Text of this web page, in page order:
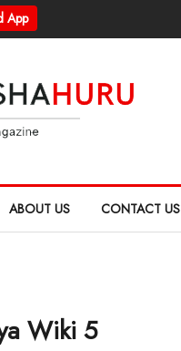
App
ABOUT US CONTACT US
Wiki 5